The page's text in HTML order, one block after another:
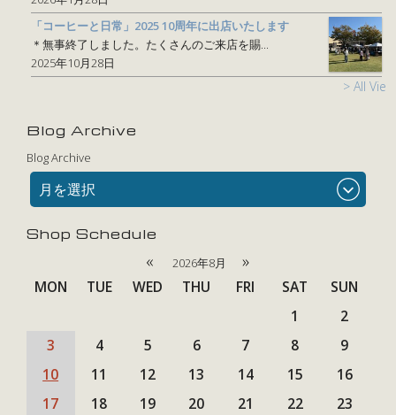
「コーヒーと日常」2025 10周年に出店いたします
＊無事終了しました。たくさんのご来店を賜...
2025年10月28日
> All View
Blog Archive
Blog Archive
月を選択
Shop Schedule
« 2026年8月 »
MON TUE WED THU FRI SAT
SUN
1
2
3
4 5 6 7 8
9
10
11 12 13 14 15
16
17
18 19 20 21 22
23